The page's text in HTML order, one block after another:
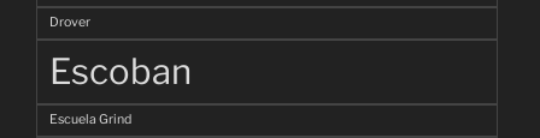
Drover
Escoban
Escuela Grind